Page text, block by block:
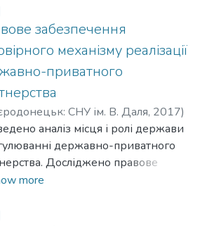
нормативно-правовими
досвід напрацювання яких має
служба підприємства. А це
рівень реалізації
політики держави. Значущість
роботи як засобу
соціальної спрямованості
обґрунтовано на прикладі
проблем функціонування
режимів використання
ресурсів.
забезпечення
механізму реалізації
приватного
СНУ ім. В. Даля, 2017)
С. В.;Tereshchenko, Serhii
аналіз місця і ролі держави
державно-приватного
Досліджено правове
державного
початкові, базові та
more